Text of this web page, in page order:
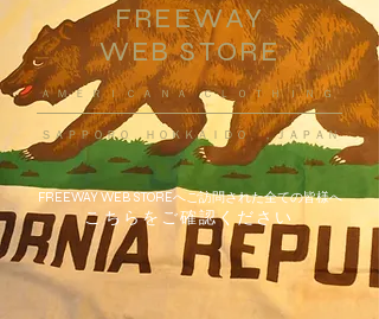
FREEWAY
WEB STORE
​ＡＭＥＲＩＣＡＮＡ ＣＬＯＴＨＩＮＧ
ＳＡＰＰＯＲＯ ＨＯＫＫＡＩＤＯ ，ＪＡＰＡＮ
FREEWAY WEB STOREへご訪問された全ての皆様へ
こちらをご確認ください